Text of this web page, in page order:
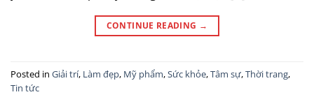
CONTINUE READING →
Posted in Giải trí, Làm đẹp, Mỹ phẩm,Sức khỏe,Tâm sự,Thời trang,
Tin tức